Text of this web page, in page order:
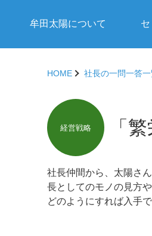
牟田太陽について
HOME 社長の一問一答
経営戦略 「
社長仲間から、太陽さ
長としてのモノの見方
どのようにすれば入手